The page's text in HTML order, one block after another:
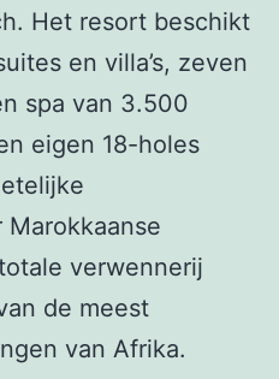
Het resort beschikt
en villa’s, zeven
spa van 3.500
eigen 18-holes
verwennerij
de meest
van Afrika.